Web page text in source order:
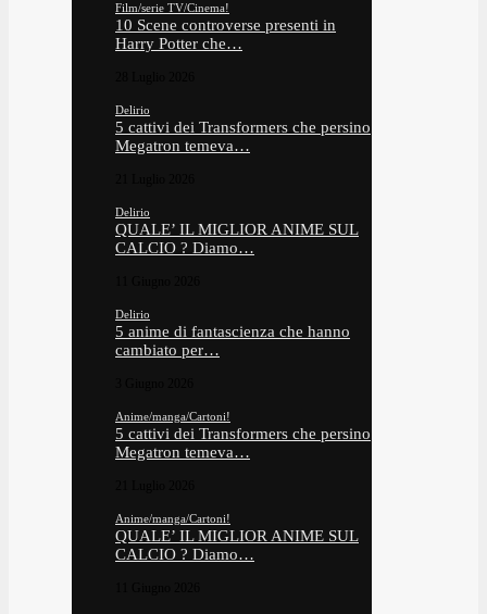
Film/serie TV/Cinema!
10 Scene controverse presenti in
Harry Potter che…
Delirio
5 cattivi dei Transformers che persino
Megatron temeva…
Delirio
QUALE’ IL MIGLIOR ANIME SUL
CALCIO ? Diamo…
Delirio
5 anime di fantascienza che hanno
cambiato per…
Anime/manga/Cartoni!
5 cattivi dei Transformers che persino
Megatron temeva…
Anime/manga/Cartoni!
QUALE’ IL MIGLIOR ANIME SUL
CALCIO ? Diamo…